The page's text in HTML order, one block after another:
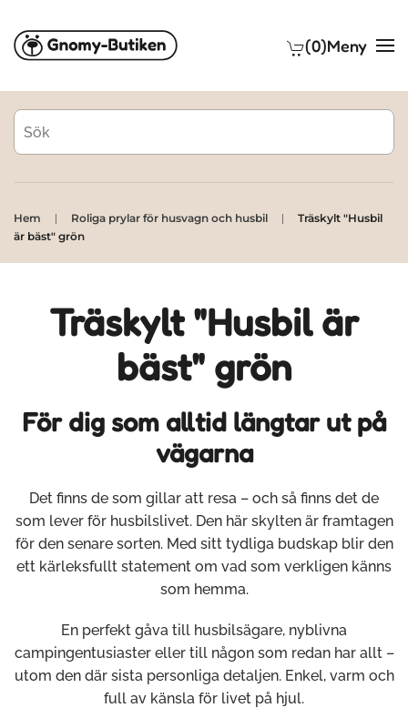
Skip to main content (0)Meny
Hem Roliga prylar för husvagn och husbil
Träskylt "Husbil
är bäst" grön
Träskylt "Husbil är
bäst" grön
För dig som alltid längtar ut på
vägarna
Det finns de som gillar att resa – och så finns det de
som lever för husbilslivet. Den här skylten är framtagen
för den senare sorten. Med sitt tydliga budskap blir den
ett kärleksfullt statement om vad som verkligen känns
som hemma.
En perfekt gåva till husbilsägare, nyblivna
campingentusiaster eller till någon som redan har allt –
utom den där sista personliga detaljen. Enkel, varm och
full av känsla för livet på hjul.